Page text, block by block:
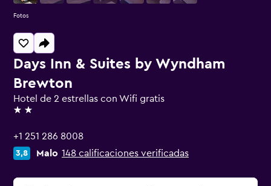
Days Inn & Suites by Wyndham
Brewton
Hotel de 2 estrellas con Wifi gratis
2 estrellas
+1 251 286 8008
3,8 Malo 148 calificaciones verificadas
Fotos